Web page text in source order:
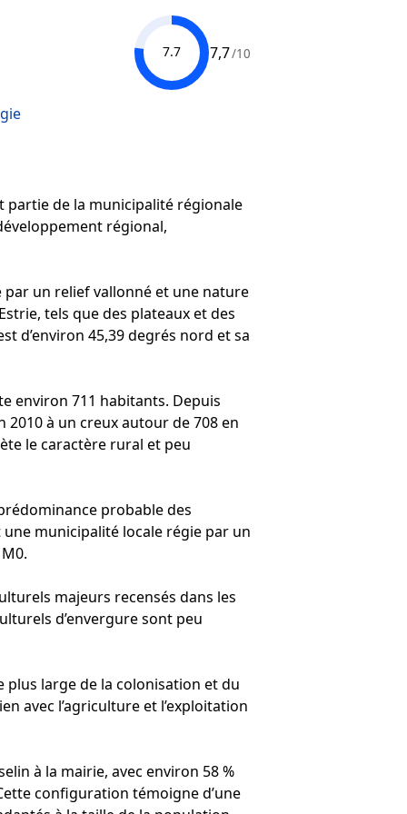
7.7 7,7/10
partie de la municipalité régionale
régional,
par un relief vallonné et une nature
tels que des plateaux et des
d’environ 45,39 degrés nord et sa
environ 711 habitants. Depuis
à un creux autour de 708 en
le caractère rural et peu
probable des
municipalité locale régie par un
majeurs recensés dans les
d’envergure sont peu
plus large de la colonisation et du
avec l’agriculture et l’exploitation
à la mairie, avec environ 58 %
configuration témoigne d’une